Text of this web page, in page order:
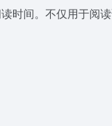
时间。不仅用于阅